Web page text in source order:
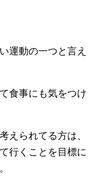
運動の一つと言え
食事にも気をつけ
えられてる方は、
行くことを目標に